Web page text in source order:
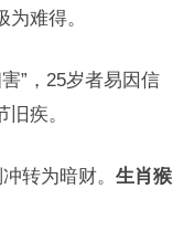
难得。
”，25岁者易因信
疾。
转为暗财。 生肖猴